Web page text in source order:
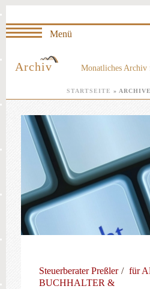
Archiv Monatliches
STARTSEITE »
Steuerberater Preßler für
BUCHHALTER &